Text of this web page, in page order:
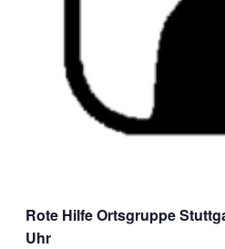
Rote Hilfe Ortsgruppe
Uhr